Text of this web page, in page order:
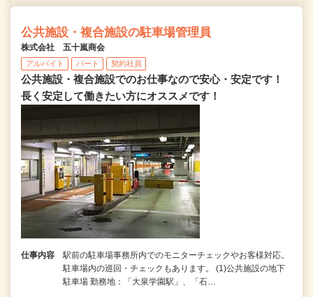
公共施設・複合施設の駐車場管理員
株式会社 五十嵐商会
アルバイト パート 契約社員
公共施設・複合施設でのお仕事なので安心・安定です！
長く安定して働きたい方にオススメです！
仕事内容
駅前の駐車場事務所内でのモニターチェックやお客様対応。
駐車場内の巡回・チェックもあります。 (1)公共施設の地下
駐車場 勤務地：「大泉学園駅」、「石…